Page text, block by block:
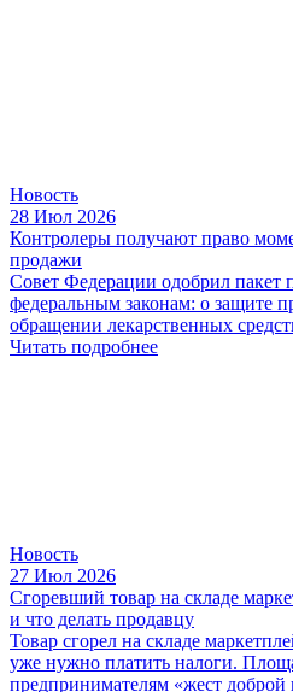
Новость
28 Июл 2026
Контролеры получают право
продажи
Совет Федерации одобрил пакет
федеральным законам: о защите
обращении лекарственных
Читать подробнее
Новость
27 Июл 2026
Сгоревший товар на складе
и что делать продавцу
Товар сгорел на складе
уже нужно платить налоги.
предпринимателям «жест доброй